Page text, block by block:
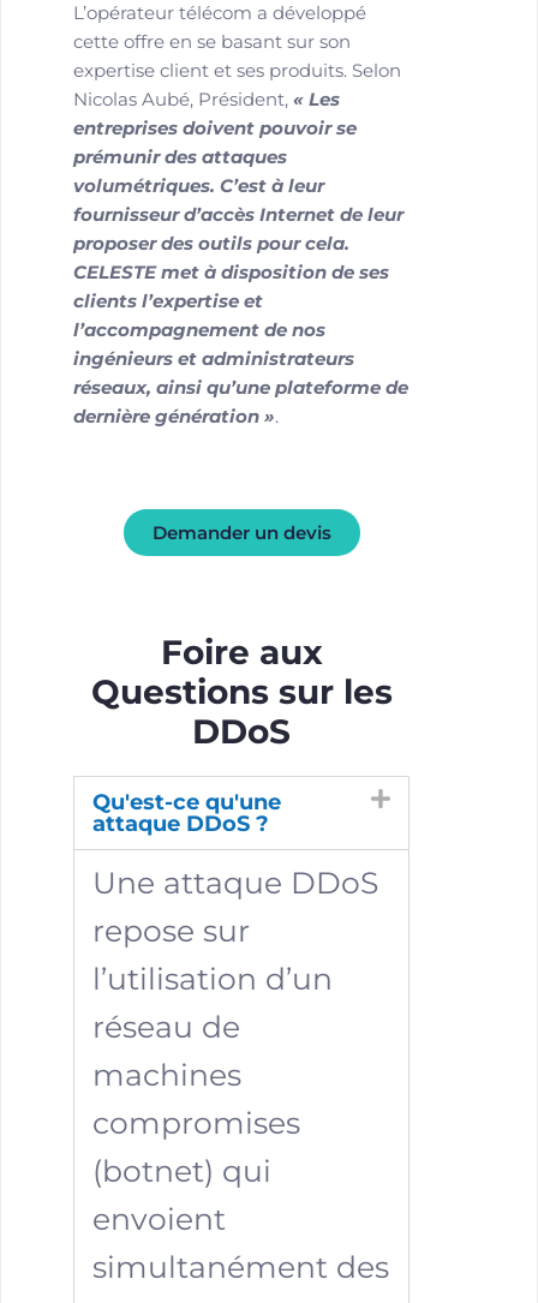
L’opérateur télécom a développé
cette offre en se basant sur son
expertise client et ses produits. Selon
Nicolas Aubé, Président, « Les
entreprises doivent pouvoir se
prémunir des attaques
volumétriques. C’est à leur
fournisseur d’accès Internet de leur
proposer des outils pour cela.
CELESTE met à disposition de ses
clients l’expertise et
l’accompagnement de nos
ingénieurs et administrateurs
réseaux, ainsi qu’une plateforme de
dernière génération ».
Demander un devis
Foire aux
Questions sur les
DDoS
Qu'est-ce qu'une
attaque DDoS ?
Une attaque DDoS
repose sur
l’utilisation d’un
réseau de
machines
compromises
(botnet) qui
envoient
simultanément des